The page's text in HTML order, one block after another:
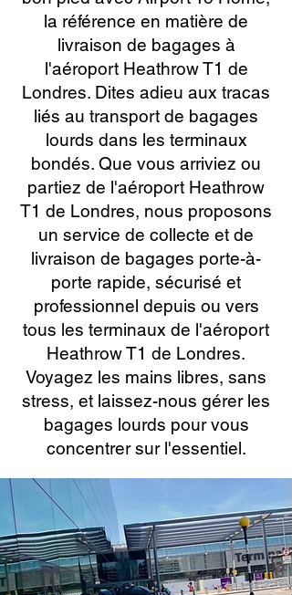
la référence en matière de
livraison de bagages à
l'aéroport Heathrow T1 de
Londres. Dites adieu aux tracas
liés au transport de bagages
lourds dans les terminaux
bondés. Que vous arriviez ou
partiez de l'aéroport Heathrow
T1 de Londres, nous proposons
un service de collecte et de
livraison de bagages porte-à-
porte rapide, sécurisé et
professionnel depuis ou vers
tous les terminaux de l'aéroport
Heathrow T1 de Londres.
Voyagez les mains libres, sans
stress, et laissez-nous gérer les
bagages lourds pour vous
concentrer sur l'essentiel.